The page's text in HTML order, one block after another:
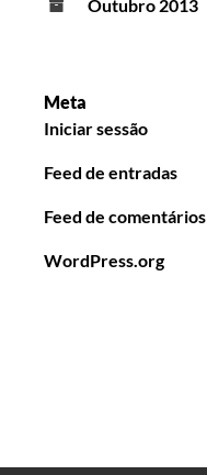
Outubro 2013
Meta
Iniciar sessão
Feed de entradas
Feed de comentários
WordPress.org